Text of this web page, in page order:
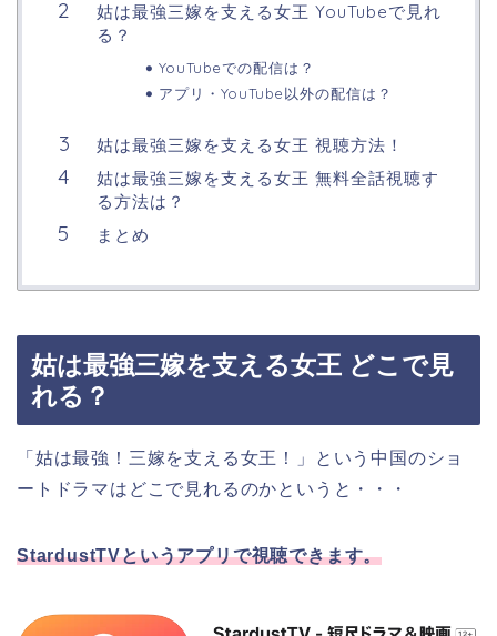
姑は最強三嫁を支える女王 YouTubeで見れ
る？
YouTubeでの配信は？
アプリ・YouTube以外の配信は？
姑は最強三嫁を支える女王 視聴方法！
姑は最強三嫁を支える女王 無料全話視聴す
る方法は？
まとめ
姑は最強三嫁を支える女王 どこで見
れる？
「姑は最強！三嫁を支える女王！」という中国のショ
ートドラマはどこで見れるのかというと・・・
StardustTVというアプリで視聴できます。